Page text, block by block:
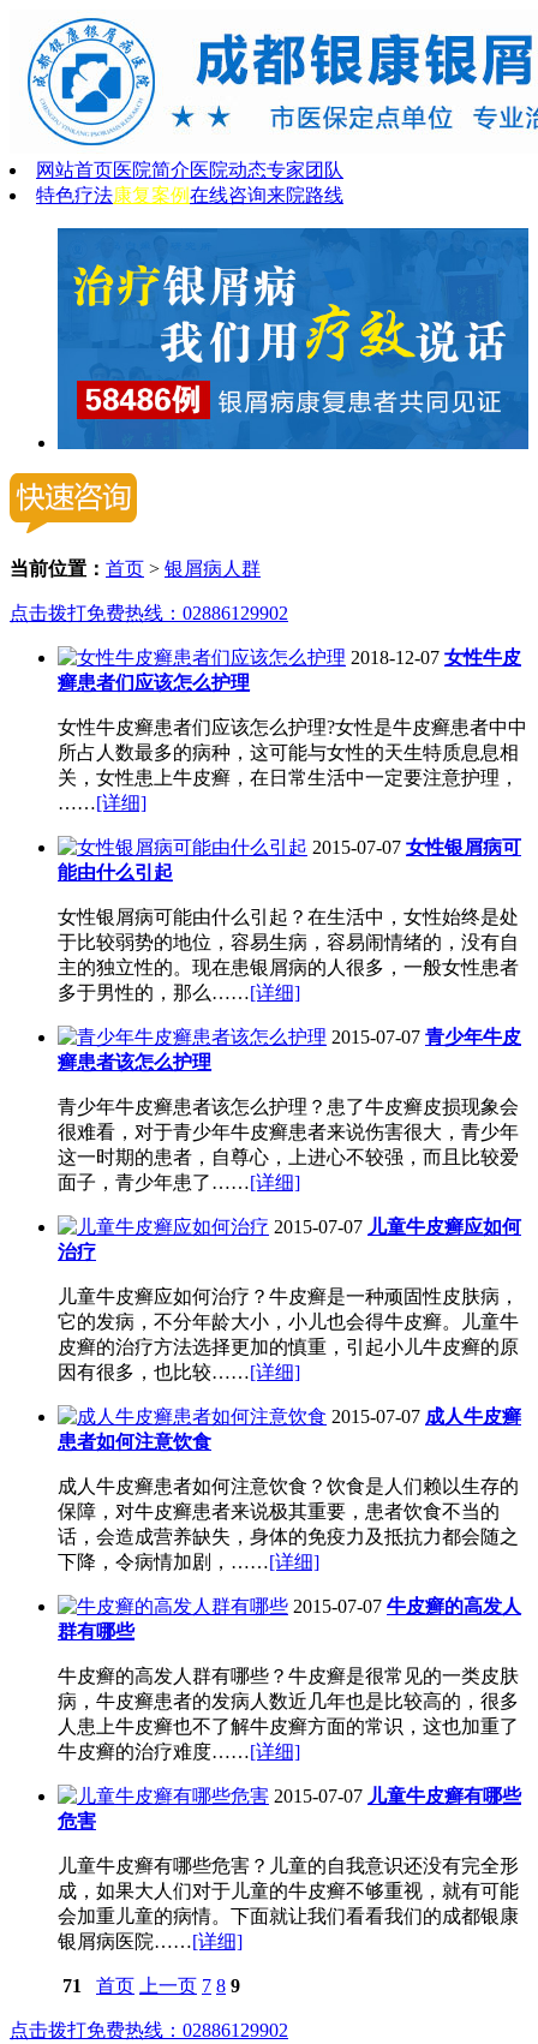
网站首页医院简介医院动态专家团队
特色疗法康复案例在线咨询来院路线
当前位置： 首页 > 银屑病人群
点击拨打免费热线：02886129902
2018-12-07 女性牛皮
癣患者们应该怎么护理
女性牛皮癣患者们应该怎么护理?女性是牛皮癣患者中中
所占人数最多的病种，这可能与女性的天生特质息息相
关，女性患上牛皮癣，在日常生活中一定要注意护理，
……[详细]
2015-07-07 女性银屑病可
能由什么引起
女性银屑病可能由什么引起？在生活中，女性始终是处
于比较弱势的地位，容易生病，容易闹情绪的，没有自
主的独立性的。现在患银屑病的人很多，一般女性患者
多于男性的，那么……[详细]
2015-07-07 青少年牛皮
癣患者该怎么护理
青少年牛皮癣患者该怎么护理？患了牛皮癣皮损现象会
很难看，对于青少年牛皮癣患者来说伤害很大，青少年
这一时期的患者，自尊心，上进心不较强，而且比较爱
面子，青少年患了……[详细]
2015-07-07 儿童牛皮癣应如何
治疗
儿童牛皮癣应如何治疗？牛皮癣是一种顽固性皮肤病，
它的发病，不分年龄大小，小儿也会得牛皮癣。儿童牛
皮癣的治疗方法选择更加的慎重，引起小儿牛皮癣的原
因有很多，也比较……[详细]
2015-07-07 成人牛皮癣
患者如何注意饮食
成人牛皮癣患者如何注意饮食？饮食是人们赖以生存的
保障，对牛皮癣患者来说极其重要，患者饮食不当的
话，会造成营养缺失，身体的免疫力及抵抗力都会随之
下降，令病情加剧，……[详细]
2015-07-07 牛皮癣的高发人
群有哪些
牛皮癣的高发人群有哪些？牛皮癣是很常见的一类皮肤
病，牛皮癣患者的发病人数近几年也是比较高的，很多
人患上牛皮癣也不了解牛皮癣方面的常识，这也加重了
牛皮癣的治疗难度……[详细]
2015-07-07 儿童牛皮癣有哪些
危害
儿童牛皮癣有哪些危害？儿童的自我意识还没有完全形
成，如果大人们对于儿童的牛皮癣不够重视，就有可能
会加重儿童的病情。下面就让我们看看我们的成都银康
银屑病医院……[详细]
71 首页 上一页 7 8 9
点击拨打免费热线：02886129902